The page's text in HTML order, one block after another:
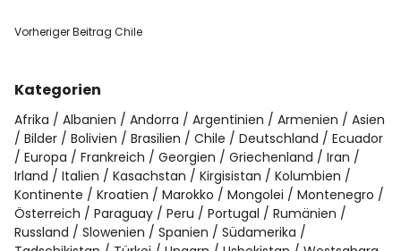
Vorheriger Beitrag Chile
Kategorien
Afrika Albanien Andorra Argentinien Armenien
Asien
Bilder
Bolivien Brasilien Chile Deutschland
Ecuador
Europa
Frankreich Georgien Griechenland
Iran
Irland
Italien Kasachstan Kirgisistan
Kolumbien
Kontinente
Kroatien Marokko Mongolei
Montenegro
Österreich
Paraguay Peru Portugal
Rumänien
Russland
Slowenien Spanien
Südamerika